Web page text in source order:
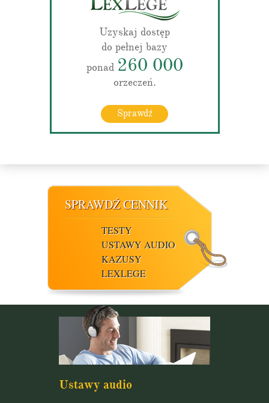
Uzyskaj dostęp
do pełnej bazy
ponad 260 000
orzeczeń.
Sprawdź
SPRAWDŹ CENNIK
TESTY
USTAWY AUDIO
KAZUSY
LEXLEGE
Ustawy audio